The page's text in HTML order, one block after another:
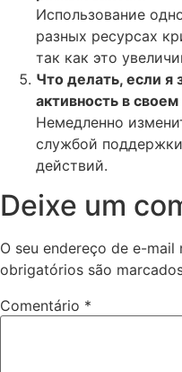
Использование
разных ресурсах
так как это
Что делать, если я
активность в своем
Немедленно
службой
действий.
Deixe um
O seu endereço de e-mail
obrigatórios são
Comentário *